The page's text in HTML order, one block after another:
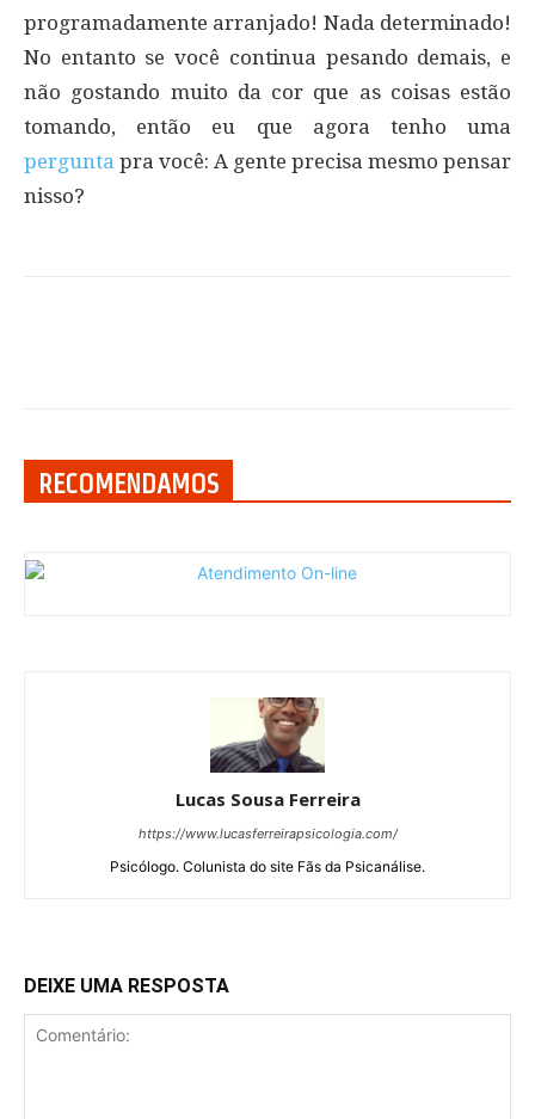
programadamente arranjado! Nada determinado!
No entanto se você continua pesando demais, e
não gostando muito da cor que as coisas estão
tomando, então eu que agora tenho uma
pergunta pra você: A gente precisa mesmo pensar
nisso?
RECOMENDAMOS
Lucas Sousa Ferreira
https://www.lucasferreirapsicologia.com/
Psicólogo. Colunista do site Fãs da Psicanálise.
DEIXE UMA RESPOSTA